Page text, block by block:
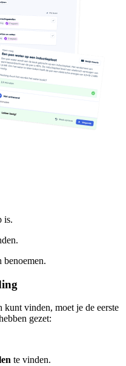
is.
benoemen.
vinden, moet je de eerste
gezet:
te vinden.